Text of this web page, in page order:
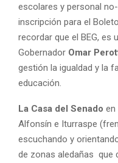
escolares y personal
inscripción para el
recordar que el BEG, es
Gobernador Omar
gestión la igualdad y la
educación.
La Casa del Senado en
Alfonsín e Iturraspe
escuchando y
de zonas aledañas que